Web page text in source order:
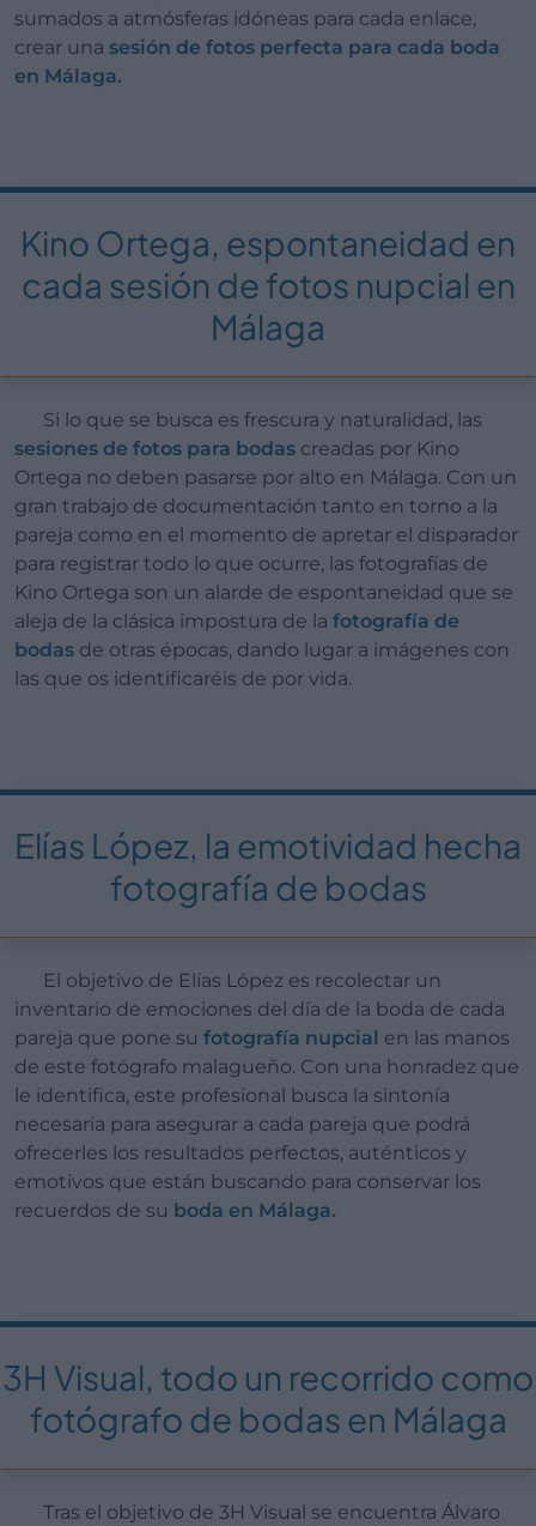
sumados a atmósferas idóneas para cada enlace,
crear una sesión de fotos perfecta para cada boda
en Málaga.
Kino Ortega, espontaneidad en
cada sesión de fotos nupcial en
Málaga
Si lo que se busca es frescura y naturalidad, las
sesiones de fotos para bodas creadas por Kino
Ortega no deben pasarse por alto en Málaga. Con un
gran trabajo de documentación tanto en torno a la
pareja como en el momento de apretar el disparador
para registrar todo lo que ocurre, las fotografías de
Kino Ortega son un alarde de espontaneidad que se
aleja de la clásica impostura de la fotografía de
bodas de otras épocas, dando lugar a imágenes con
las que os identificaréis de por vida.
Elías López, la emotividad hecha
fotografía de bodas
El objetivo de Elías López es recolectar un
inventario de emociones del día de la boda de cada
pareja que pone su fotografía nupcial en las manos
de este fotógrafo malagueño. Con una honradez que
le identifica, este profesional busca la sintonía
necesaria para asegurar a cada pareja que podrá
ofrecerles los resultados perfectos, auténticos y
emotivos que están buscando para conservar los
recuerdos de su boda en Málaga.
3H Visual, todo un recorrido como
fotógrafo de bodas en Málaga
Tras el objetivo de 3H Visual se encuentra Álvaro